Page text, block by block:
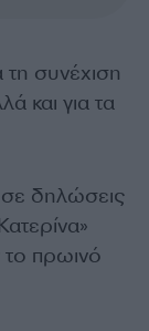
τη συνέχιση
και για τα
δηλώσεις
πρωινό